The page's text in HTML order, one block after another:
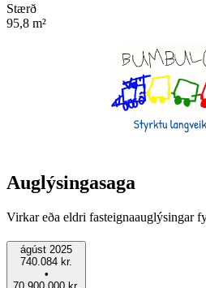
Stærð
95,8 m²
Auglýsingasaga
Virkar eða eldri fasteignaauglýsingar
ágúst 2025
740.084 kr.
•